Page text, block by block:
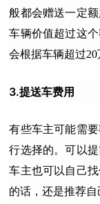
般都会赠送一定
车辆价值超过这
会根据车辆超过20
3.提送车费用
有些车主可能需
行选择的。可以
车主也可以自己
的话，还是推荐自